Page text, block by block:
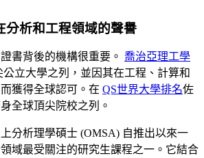
分析和工程領域的聲譽
書背後的機構很重要。 喬治亞理工學
立大學之列，並因其在工程、計算和
獲得全球認可。在 QS世界大學排名佐
全球頂尖院校之列。
分析理學碩士 (OMSA) 自推出以來一
域最受關注的研究生課程之一。它結合